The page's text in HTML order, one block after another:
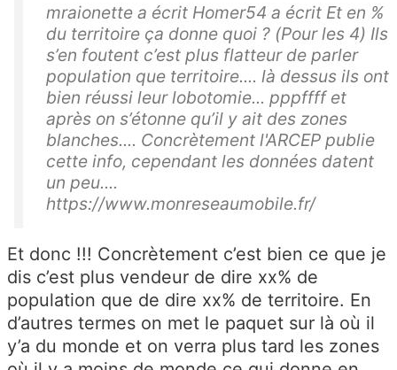
mraionette a écrit Homer54 a écrit Et en %
du territoire ça donne quoi ? (Pour les 4) Ils
s’en foutent c’est plus flatteur de parler
population que territoire.... là dessus ils ont
bien réussi leur lobotomie... pppffff et
après on s’étonne qu’il y ait des zones
blanches.... Concrètement l'ARCEP publie
cette info, cependant les données datent
un peu....
https://www.monreseaumobile.fr/
Et donc !!! Concrètement c’est bien ce que je
dis c’est plus vendeur de dire xx% de
population que de dire xx% de territoire. En
d’autres termes on met le paquet sur là où il
y’a du monde et on verra plus tard les zones